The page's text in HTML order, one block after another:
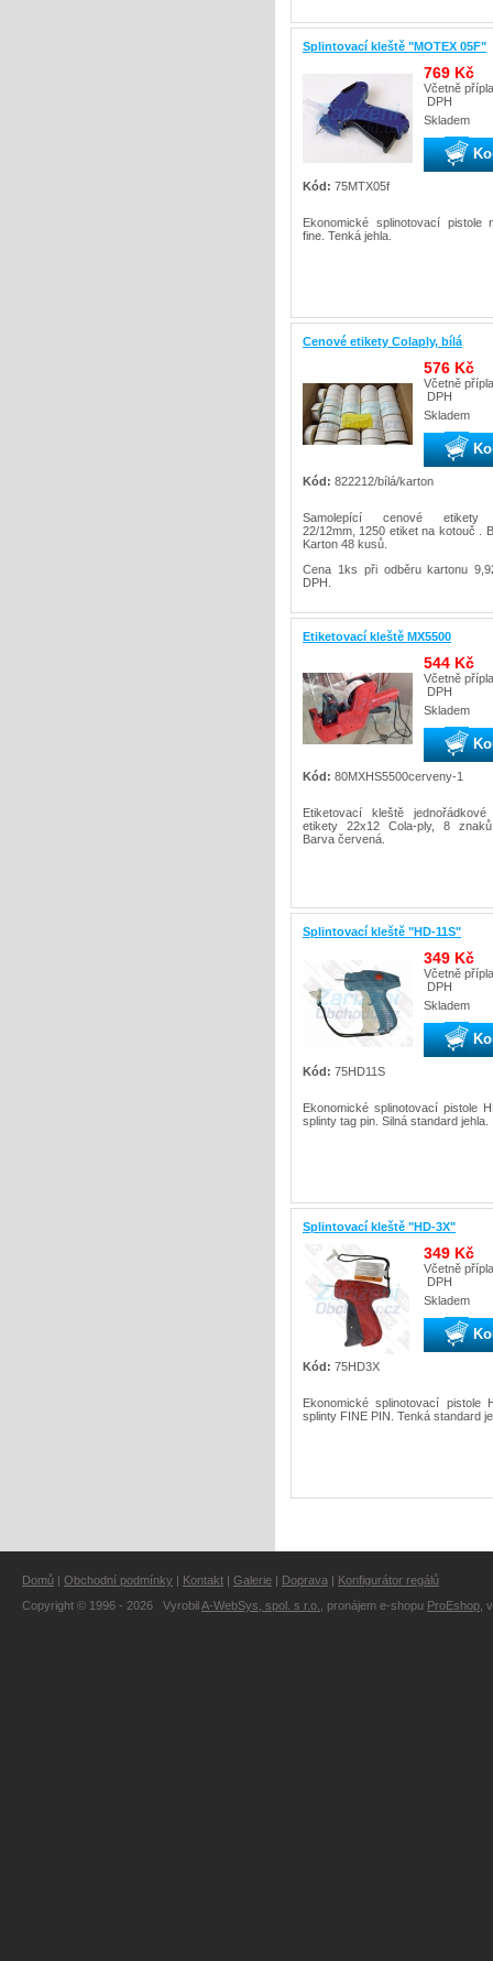
Splintovací kleště "MOTEX 05F"
769 Kč
Včetně
DPH
Skladem
Kód: 75MTX05f
Ekonomické splinotovací pistole
fine. Tenká jehla.
Cenové etikety Colaply, bílá
576 Kč
Včetně
DPH
Skladem
Kód: 822212/bílá/karton
Samolepící cenové etikety
22/12mm, 1250 etiket na kotouč .
Karton 48 kusů.
Cena 1ks při odběru kartonu
DPH.
Etiketovací kleště MX5500
544 Kč
Včetně
DPH
Skladem
Kód: 80MXHS5500cerveny-1
Etiketovací kleště jednořádkové
etikety 22x12 Cola-ply, 8
Barva červená.
Splintovací kleště "HD-11S"
349 Kč
Včetně
DPH
Skladem
Kód: 75HD11S
Ekonomické splinotovací pistole
splinty tag pin. Silná standard jehla.
Splintovací kleště "HD-3X"
349 Kč
Včetně
DPH
Skladem
Kód: 75HD3X
Ekonomické splinotovací pistole
splinty FINE PIN. Tenká standard
Domů | Obchodní podmínky | Kontakt | Galerie | Doprava | Konfigurátor regálů
Copyright © 1996 - 2026 VyrobilA-WebSys, spol. s r.o. , pronájem e-shopu ProEshop ,